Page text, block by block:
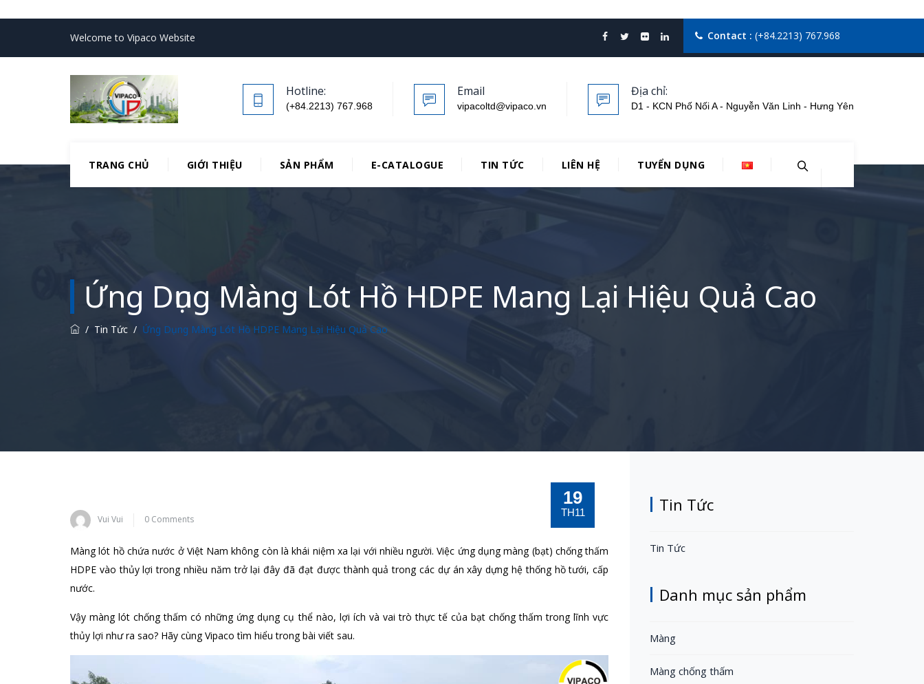
Welcome to Vipaco Website Contact : (+84.2213) 767.968
Hotline:
(+84.2213) 767.968
Email
vipacoltd@vipaco.vn
Địa chỉ:
D1 - KCN Phố Nối A - Nguyễn Văn Linh - Hưng Yên
TRANG CHỦ GIỚI THIỆU SẢN PHẨM E-CATALOGUE TIN TỨC LIÊN HỆ TUYỂN DỤNG
Ứng Dụng Màng Lót Hồ HDPE Mang Lại Hiệu Quả Cao
/ Tin Tức / Ứng Dụng Màng Lót Hồ HDPE Mang Lại Hiệu Quả Cao
19
TH11
Vui Vui 0 Comments
Màng lót hồ chứa nước ở Việt Nam không còn là khái niệm xa lại với nhiều người. Việc ứng dụng màng (bạt) chống thấm
HDPE vào thủy lợi trong nhiều năm trở lại đây đã đạt được thành quả trong các dự án xây dựng hệ thống hồ tưới, cấp
nước.
Vậy màng lót chống thấm có những ứng dụng cụ thể nào, lợi ích và vai trò thực tế của bạt chống thấm trong lĩnh vực
thủy lợi như ra sao? Hãy cùng Vipaco tìm hiểu trong bài viết sau.
Tin Tức
Tin Tức
Danh mục sản phẩm
Màng
Màng chống thấm